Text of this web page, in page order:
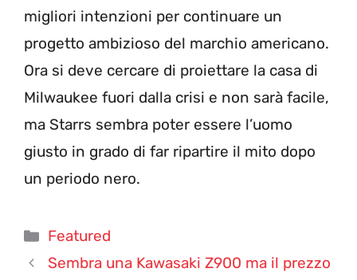
migliori intenzioni per continuare un
progetto ambizioso del marchio americano.
Ora si deve cercare di proiettare la casa di
Milwaukee fuori dalla crisi e non sarà facile,
ma Starrs sembra poter essere l’uomo
giusto in grado di far ripartire il mito dopo
un periodo nero.
Categorie
Featured
Sembra una Kawasaki Z900 ma il prezzo